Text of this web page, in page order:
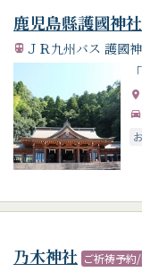
鹿児島縣護國神社
ＪＲ九州バス 護國
乃木神社 ご祈祷予約